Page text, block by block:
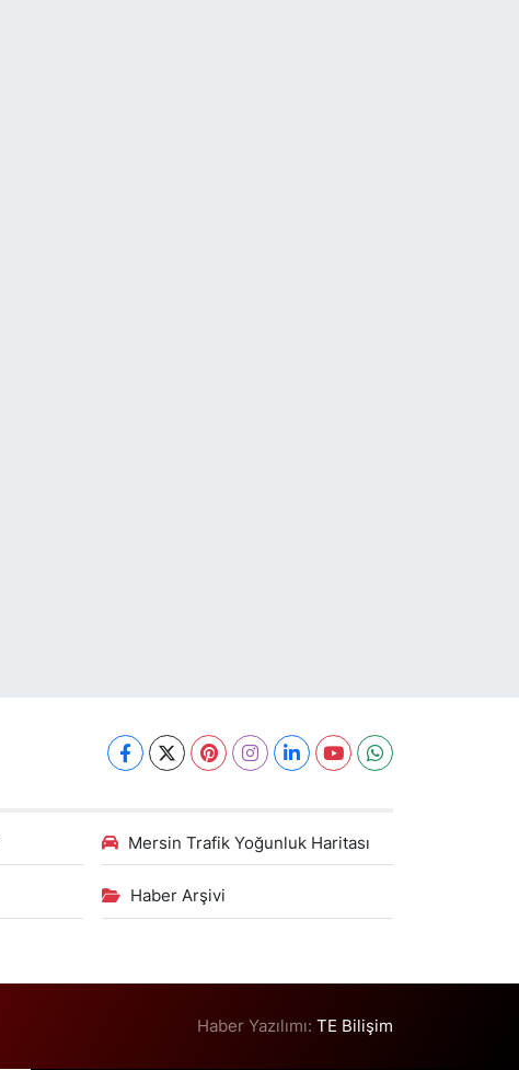
Mersin Trafik Yoğunluk Haritası
Haber Arşivi
Haber Yazılımı:TE Bilişim